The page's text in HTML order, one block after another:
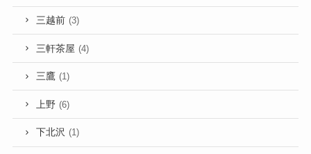
三越前 (3)
三軒茶屋 (4)
三鷹 (1)
上野 (6)
下北沢 (1)